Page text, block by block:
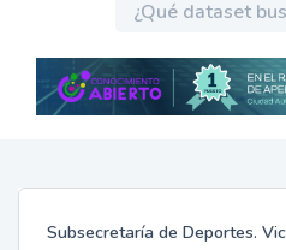
Subsecretaría de Deportes.